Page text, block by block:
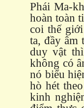
Phái Ma-
hoàn toàn
coi thế
ta, đầy âm
duy vật
không có
nó biểu
hò hét
kinh